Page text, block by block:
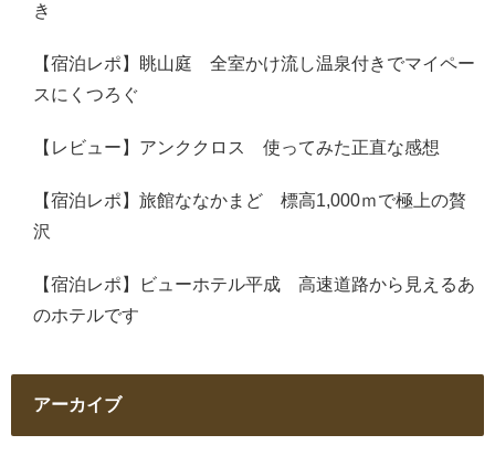
き
【宿泊レポ】眺山庭 全室かけ流し温泉付きでマイペー
スにくつろぐ
【レビュー】アンククロス 使ってみた正直な感想
【宿泊レポ】旅館ななかまど 標高1,000ｍで極上の贅
沢
【宿泊レポ】ビューホテル平成 高速道路から見えるあ
のホテルです
アーカイブ